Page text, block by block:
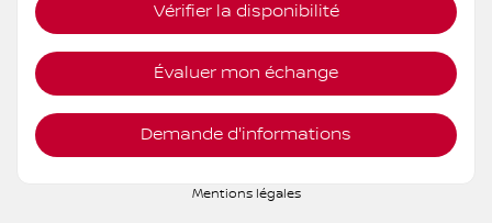
Vérifier la disponibilité
Évaluer mon échange
Demande d'informations
Mentions légales